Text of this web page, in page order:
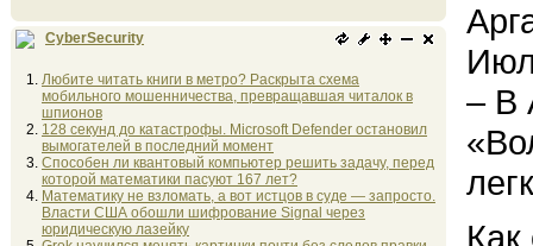
CyberSecurity
Любите читать книги в метро? Раскрыта схема
мобильного мошенничества, превращавшая читалок в
шпионов
128 секунд до катастрофы. Microsoft Defender остановил
вымогателей в последний момент
Способен ли квантовый компьютер решить задачу, перед
которой математики пасуют 167 лет?
Математику не взломать, а вот истцов в суде — запросто.
Власти США обошли шифрование Signal через
юридическую лазейку
– В